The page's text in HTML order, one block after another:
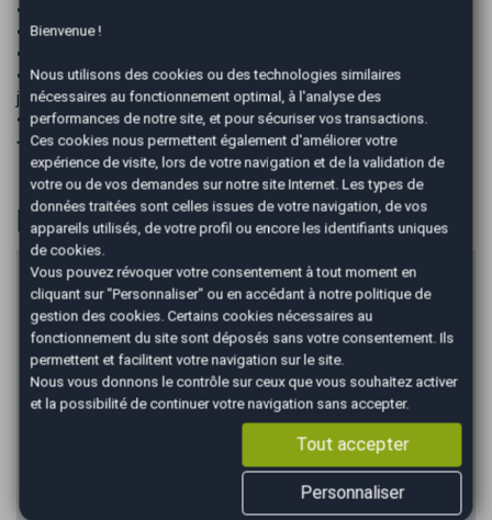
• Mise en main du véhicule
• Garantie 12 mois
• Coffret cadeau AutoEasy
• Prise en charge gare / aéroport ou livraison à domicile
jusqu’à 100 km
• Vidange moteur
➖➖➖➖➖➖➖➖➖➖➖➖➖➖➖➖➖➖➖➖➖➖➖➖➖➖
Financer
Prix du véhicule
Apport en €
€
Durée
*
Bienvenue !
Nous utilisons des cookies ou des technologies similaires
nécessaires au fonctionnement optimal, à l'analyse des
performances de notre site, et pour sécuriser vos transactions.
Ces cookies nous permettent également d'améliorer votre
expérience de visite, lors de votre navigation et de la validation de
votre ou de vos demandes sur notre site Internet. Les types de
données traitées sont celles issues de votre navigation, de vos
appareils utilisés, de votre profil ou encore les identifiants uniques
de cookies.
Vous pouvez révoquer votre consentement à tout moment en
cliquant sur "Personnaliser" ou en accédant à notre politique de
gestion des cookies. Certains cookies nécessaires au
fonctionnement du site sont déposés sans votre consentement. Ils
permettent et facilitent votre navigation sur le site.
Nous vous donnons le contrôle sur ceux que vous souhaitez activer
et la possibilité de continuer votre navigation sans accepter.
Tout accepter
Personnaliser